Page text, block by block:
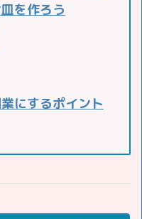
を作ろう
にするポイント